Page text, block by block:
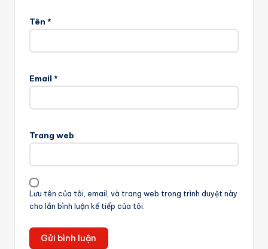
Tên *
Email *
Trang web
Lưu tên của tôi, email, và trang web trong trình duyệt này
cho lần bình luận kế tiếp của tôi.